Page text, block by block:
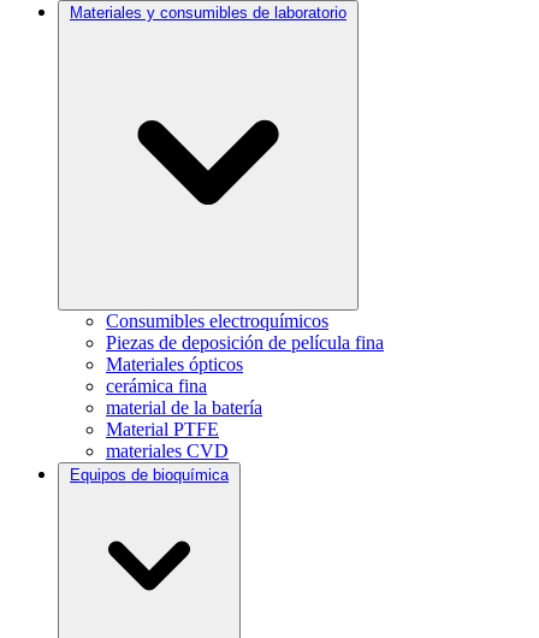
Materiales y consumibles de laboratorio
Consumibles electroquímicos
Piezas de deposición de película fina
Materiales ópticos
cerámica fina
material de la batería
Material PTFE
materiales CVD
Equipos de bioquímica